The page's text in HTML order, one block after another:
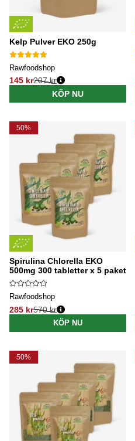
Kelp Pulver EKO 250g
Rawfoodshop
145 kr
Ordinarie pris:
207 kr
KÖP NU
50%
Spirulina Chlorella EKO
500mg 300 tabletter x 5 paket
Rawfoodshop
285 kr
Ordinarie pris:
570 kr
KÖP NU
50%